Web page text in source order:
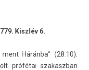
Kiszlév 6.
Háránba” (28:10).
prófétai szakaszban